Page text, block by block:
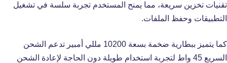
تقنيات تخزين سريعة، مما يمنح المستخدم تجربة سلسة في تشغيل
التطبيقات وحفظ الملفات.
كما يتميز ببطارية ضخمة بسعة 10200 مللي أمبير تدعم الشحن
السريع 45 واط لتجربة استخدام طويلة دون الحاجة لإعادة الشحن